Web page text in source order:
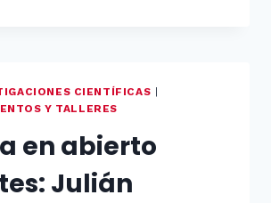
CIENTÍFICAS
Y TALLERES
en abierto
Julián